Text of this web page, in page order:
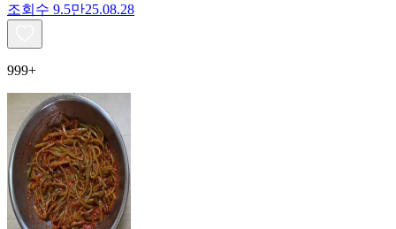
조회수 9.5만25.08.28
999+